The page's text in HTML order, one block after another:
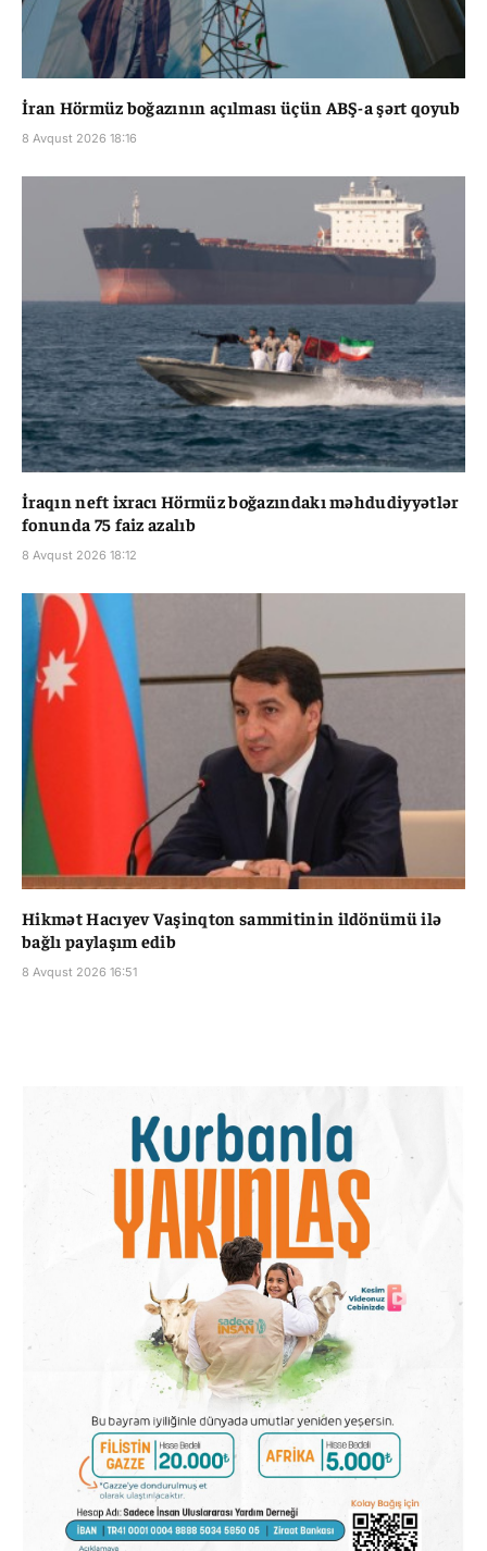
İran Hörmüz boğazının açılması üçün ABŞ-a şərt qoyub
8 Avqust 2026 18:16
İraqın neft ixracı Hörmüz boğazındakı məhdudiyyətlər
fonunda 75 faiz azalıb
8 Avqust 2026 18:12
Hikmət Hacıyev Vaşinqton sammitinin ildönümü ilə
bağlı paylaşım edib
8 Avqust 2026 16:51